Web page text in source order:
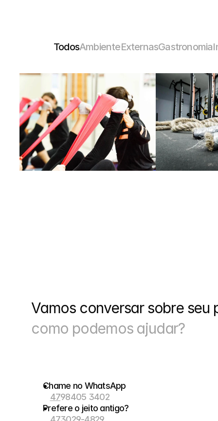
TodosAmbienteExternasGastronomia
Vamos conversar sobre seu
como podemos ajudar?
Chame no WhatsApp
4798405 3402
Prefere o jeito antigo?